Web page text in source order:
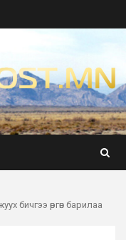
бичгээ өргөн барилаа